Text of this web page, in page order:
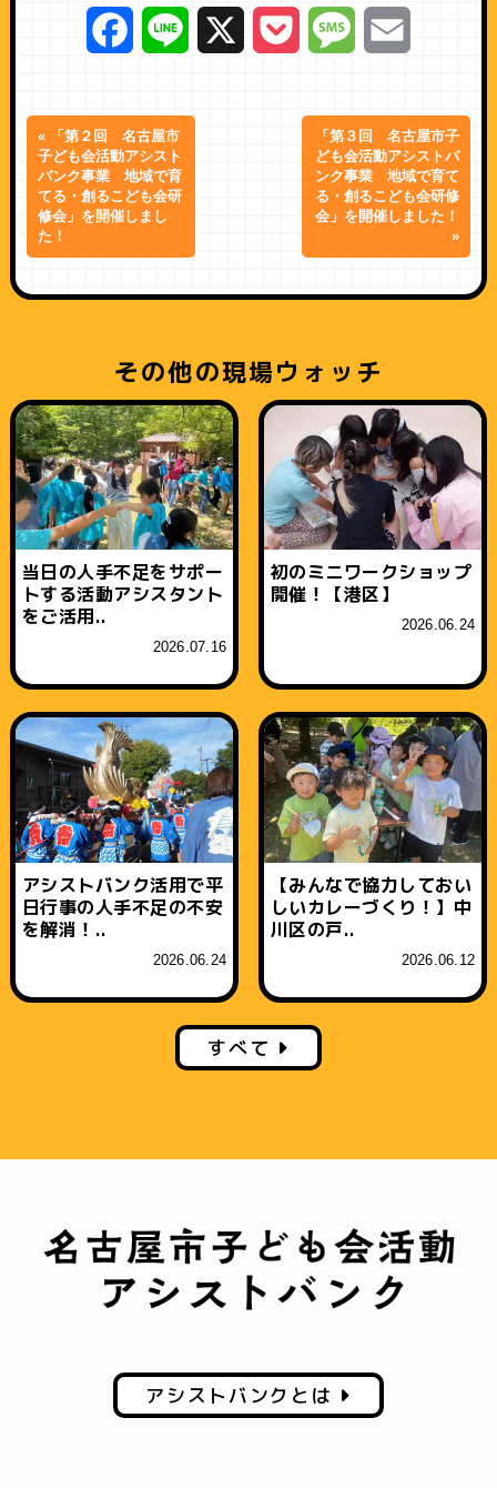
Facebook
Line Pocket Message
« 「第２回 名古屋市
子ども会活動アシスト
バンク事業 地域で育
てる・創るこども会研
修会」を開催しまし
た！
「第３回 名古屋市子
ども会活動アシストバ
ンク事業 地域で育て
る・創るこども会研修
会」を開催しました！
»
その他の現場ウォッチ
当日の人手不足をサポー
トする活動アシスタント
をご活用..
2026.07.16
初のミニワークショップ
開催！【港区】
2026.06.24
アシストバンク活用で平
日行事の人手不足の不安
を解消！..
2026.06.24
【みんなで協力しておい
しいカレーづくり！】中
川区の戸..
2026.06.12
すべて
アシストバンクとは